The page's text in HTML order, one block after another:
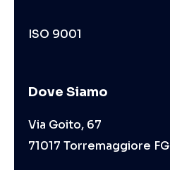
ISO 9001
Dove Siamo
Via Goito, 67
71017 Torremaggiore FG